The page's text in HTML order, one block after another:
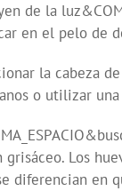
de la
en el pelo de
la cabeza
o utilizar
Los
diferencian